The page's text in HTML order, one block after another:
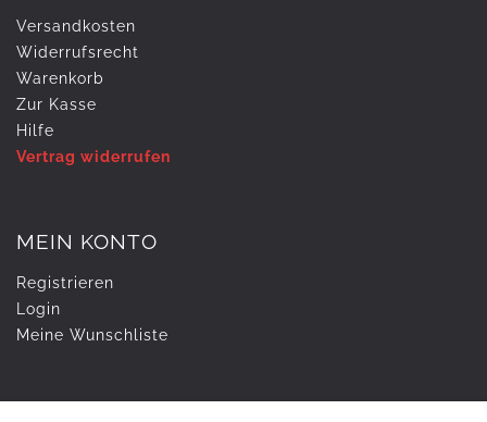
Versandkosten
Widerrufs­recht
Warenkorb
Zur Kasse
Hilfe
Vertrag widerrufen
MEIN KONTO
Registrieren
Login
Meine Wunschliste